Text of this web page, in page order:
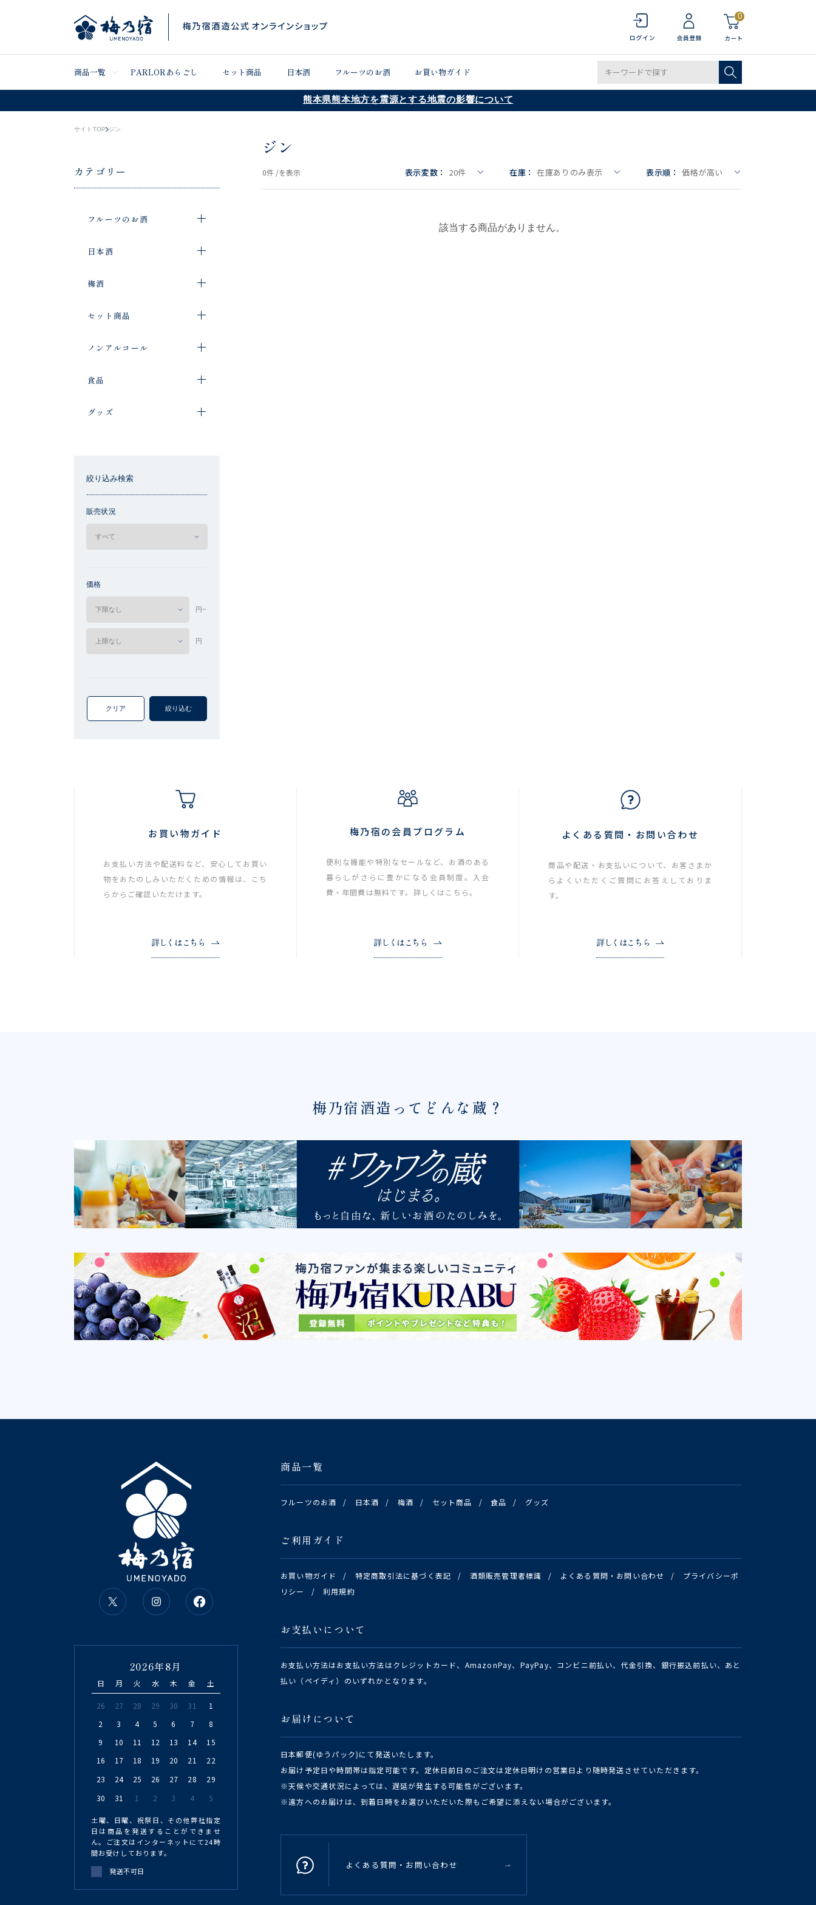
0
商品一覧 PARLORあらごし セット商品 日本酒 フルーツのお酒 お買い物ガイド
熊本県熊本地方を震源とする地震の影響について
サイトTOP ジン
カテゴリー
フルーツのお酒
日本酒
梅酒
セット商品
ノンアルコール
食品
グッズ
絞り込み検索
販売状況
価格
円~
円
クリア 絞り込む
ジン
0件 /を表示 表示変数： 20件 在庫： 在庫ありのみ表示 表示順： 価格が高い
該当する商品がありません。
お買い物ガイド
お支払い方法や配送料など、安心してお買い
物をおたのしみいただくための情報は、こち
らからご確認いただけます。
詳しくはこちら
梅乃宿の会員プログラム
便利な機能や特別なセールなど、お酒のある
暮らしがさらに豊かになる会員制度。入会
費・年間費は無料です。詳しくはこちら。
詳しくはこちら
よくある質問・お問い合わせ
商品や配送・お支払いについて、お客さまか
らよくいただくご質問にお答えしておりま
す。
詳しくはこちら
梅乃宿酒造ってどんな蔵？
商品一覧
フルーツのお酒 / 日本酒 / 梅酒 / セット商品 / 食品 / グッズ
ご利用ガイド
お買い物ガイド / 特定商取引法に基づく表記 / 酒類販売管理者標識 / よくある質問・お問い合わせ /
プライバシーポ
リシー
/ 利用規約
お支払いについて
お支払い方法はお支払い方法はクレジットカード、AmazonPay、PayPay、コンビニ前払い、代金引換、銀行振込前払い、あと
払い（ペイディ）のいずれかとなります。
お届けについて
日本郵便(ゆうパック)にて発送いたします。
お届け予定日や時間帯は指定可能です。定休日前日のご注文は定休日明けの営業日より随時発送させていただきます。
※天候や交通状況によっては、遅延が発生する可能性がございます。
※遠方へのお届けは、到着日時をお選びいただいた際もご希望に添えない場合がございます。
よくある質問・お問い合わせ
2026年8月
日 月 火 水 木 金 土
26 27 28 29 30 31
1
2
3 4 5 6 7
8
9
10 11 12 13 14
15
16
17 18 19 20 21
22
23
24 25 26 27 28
29
30
31 1 2 3 4 5
土曜、日曜、祝祭日、その他弊社指定
日は商品を発送することができませ
ん。ご注文はインターネットにて24時
間お受けしております。
発送不可日